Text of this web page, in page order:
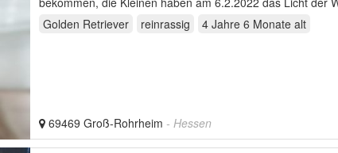
Golden Retriever
reinrassig 4 Jahre 6 Monate alt
69469 Groß-Rohrheim - Hessen